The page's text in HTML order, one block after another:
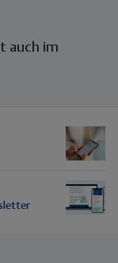
auch im